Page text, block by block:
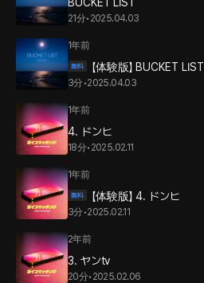
21分• 2025.04.03
1年前
【体験版】 BUCKET LIST
3分•2025.04.03
1年前
4. ドンヒ
18分• 2025.02.11
1年前
【体験版】 4. ドンヒ
3分•2025.02.11
2年前
3. ヤンtv
20分• 2025.02.06